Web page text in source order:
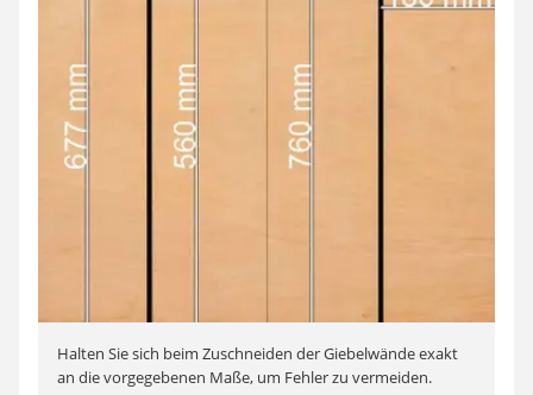
Halten Sie sich beim Zuschneiden der Giebelwände exakt
an die vorgegebenen Maße, um Fehler zu vermeiden.